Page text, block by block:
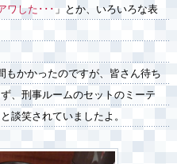
ワした･･･」とか、いろいろな表
もかかったのですが、皆さん待ち
、刑事ルームのセットのミーテ
談笑されていましたよ。